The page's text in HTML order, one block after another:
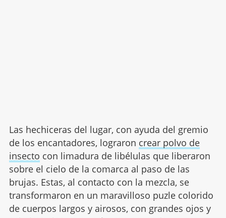
Las hechiceras del lugar, con ayuda del gremio
de los encantadores, lograron crear polvo de
insecto con limadura de libélulas que liberaron
sobre el cielo de la comarca al paso de las
brujas. Estas, al contacto con la mezcla, se
transformaron en un maravilloso puzle colorido
de cuerpos largos y airosos, con grandes ojos y